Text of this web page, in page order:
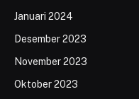
Januari 2024
Desember 2023
November 2023
Oktober 2023